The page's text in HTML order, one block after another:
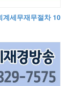
계세무재무절차 10